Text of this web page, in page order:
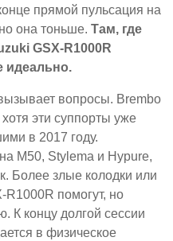
прямой пульсация на
она тоньше. Там, где
GSX-R1000R
идеально.
вопросы. Brembo
эти суппорты уже
в 2017 году.
M50, Stylema и Hypure,
Более злые колодки или
помогут, но
К концу долгой сессии
в физическое